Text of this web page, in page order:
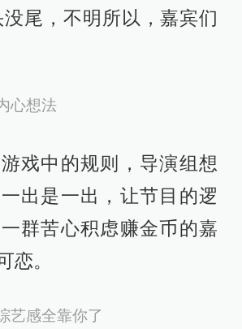
尾，不明所以，嘉宾们
心想法
戏中的规则，导演组想
出是一出，让节目的逻
群苦心积虑赚金币的嘉
恋。
艺感全靠你了